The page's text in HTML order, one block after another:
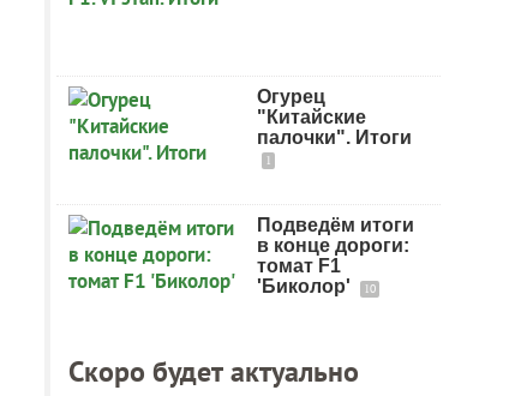
Огурец
"Китайские
палочки". Итоги
1
Подведём итоги
в конце дороги:
томат F1
'Биколор'
10
Скоро будет актуально